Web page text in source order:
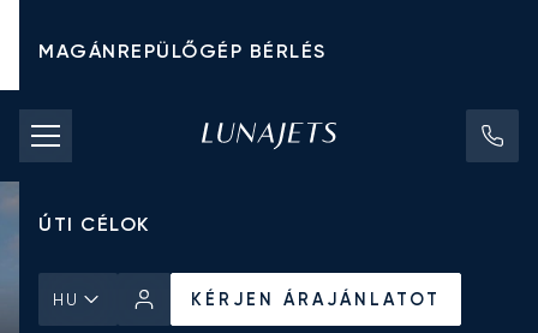
MAGÁNREPÜLŐGÉP BÉRLÉS
CHARTER ÁRAK
MAGÁNREPÜLŐGÉPEK
ÚTI CÉLOK
HU KÉRJEN ÁRAJÁNLATOT